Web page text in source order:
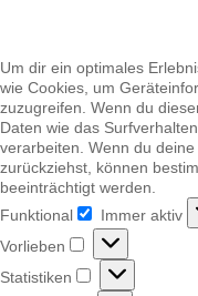
Um dir ein optimales
wie Cookies, um
zuzugreifen. Wenn du
Daten wie das
verarbeiten. Wenn du
zurückziehst, können
beeinträchtigt werden.
Funktional
Funktional
Immer aktiv
Vorlieben
Vorlieben
Statistiken
Statistiken